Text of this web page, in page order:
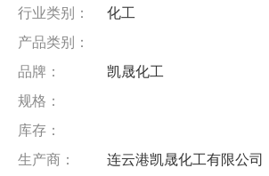
行业类别：
化工
产品类别：
品牌：
凯晟化工
规格：
库存：
生产商：
连云港凯晟化工有限公司